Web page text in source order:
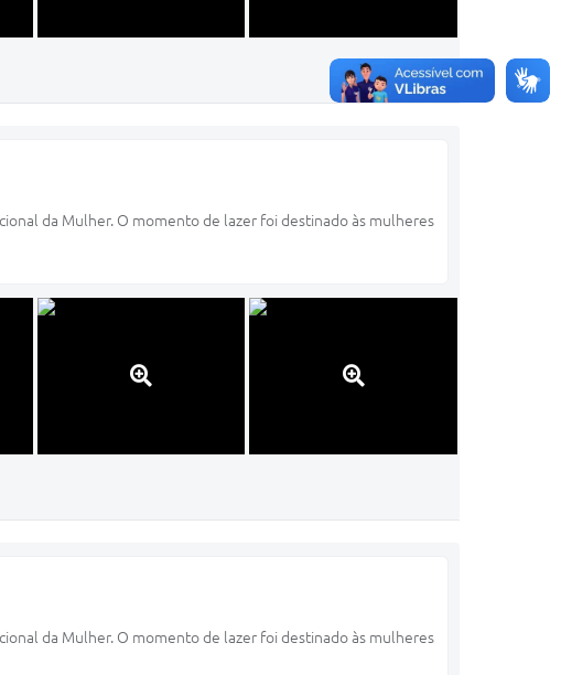
da Mulher. O momento de lazer foi destinado às mulheres
da Mulher. O momento de lazer foi destinado às mulheres